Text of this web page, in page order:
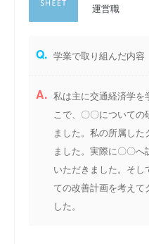
運営職
Q. 学業で取り組んだ内容
A. 私は主に交通経済学を
こで、〇〇について
ました。私の所属し
ました。実際に〇〇
いただきました。そし
ての改善計画を考えて
した。